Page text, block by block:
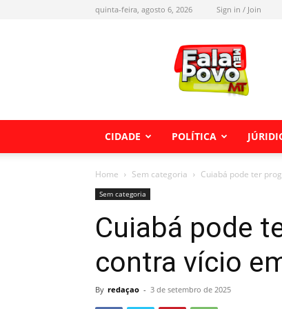
quinta-feira, agosto 6, 2026 Sign in / Join
Fala
meu
Povo
MT
CIDADE POLÍTICA
Home Sem categoria Cuiabá pode ter
Sem categoria
Cuiabá pode
contra vício
By redaçao - 3 de setembro de 2025